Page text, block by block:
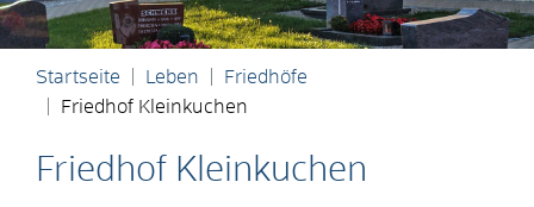
Startseite Leben
Friedhöfe
Friedhof Kleinkuchen
Friedhof Kleinkuchen